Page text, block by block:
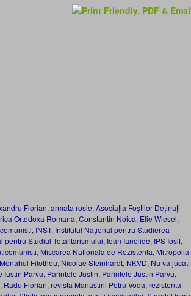
Florian, armata rosie, Asociaţia Foştilor Deţinuţi
Ortodoxa Romana, Constantin Noica, Elie Wiesel,
, INST, Institutul Naţional pentru Studierea
pentru Studiul Totalitarismului, Ioan Ianolide, IPS Iosif,
, Miscarea Nationala de Rezistenta, Mitropolia
Monahul Filotheu, Nicolae Steinhardt, NKVD, Nu va jucati
Iustin Parvu, Parintele Justin, Parintele Justin Parvu,
, Radu Florian, revista Manastirii Petru Voda, rezistenta